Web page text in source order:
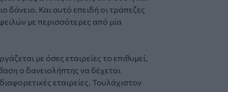
δάνειο. Και αυτό επειδή οι τράπεζες
με περισσότερες από μία
με όσες εταιρείες το επιθυμεί,
ο δανειολήπτης να δέχεται
εταιρείες. Τουλάχιστον